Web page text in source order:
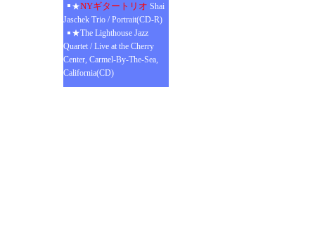
★NYギタートリオ Shai
Jaschek Trio / Portrait(CD-R)
★The Lighthouse Jazz
Quartet / Live at the Cherry
Center, Carmel-By-The-Sea,
California(CD)